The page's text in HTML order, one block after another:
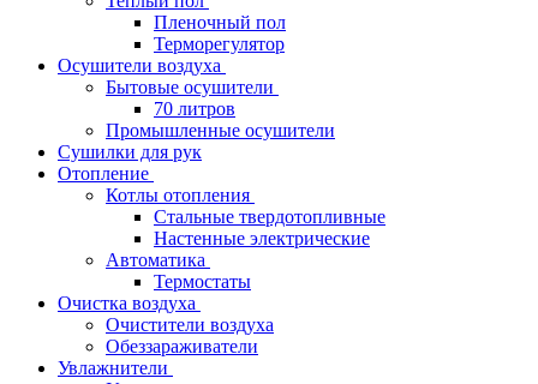
Пленочный пол
Терморегулятор
Осушители воздуха
Бытовые осушители
70 литров
Промышленные осушители
Сушилки для рук
Отопление
Котлы отопления
Стальные твердотопливные
Настенные электрические
Автоматика
Термостаты
Очистка воздуха
Очистители воздуха
Обеззараживатели
Увлажнители